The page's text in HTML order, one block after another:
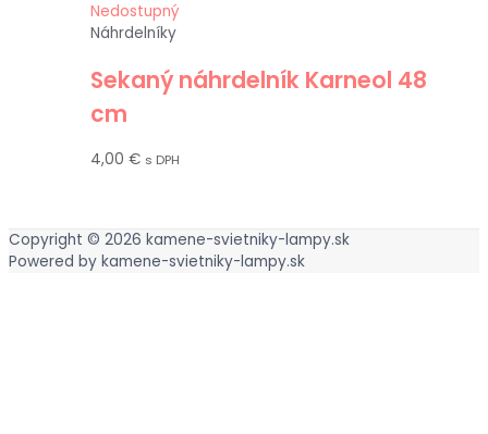
Nedostupný
Náhrdelníky
Sekaný náhrdelník Karneol 48
cm
4,00 € s DPH
Copyright © 2026 kamene-svietniky-lampy.sk
Powered by kamene-svietniky-lampy.sk